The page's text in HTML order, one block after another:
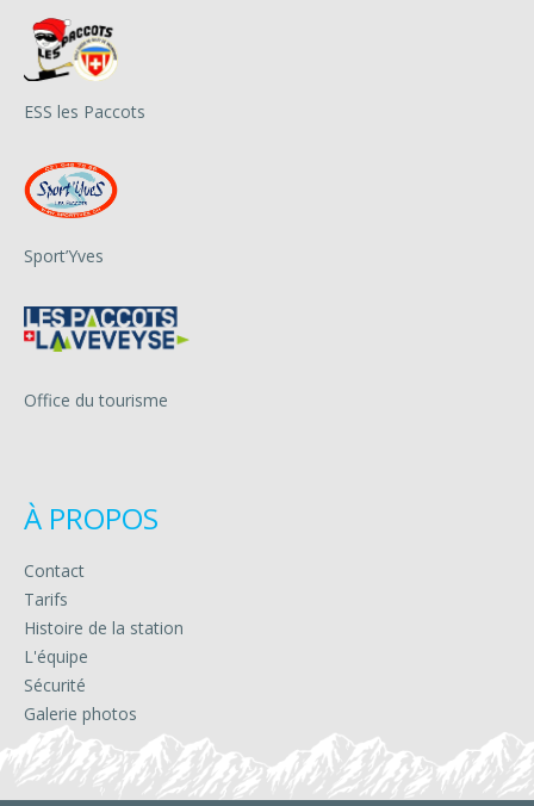
ESS les Paccots
Sport’Yves
Office du tourisme
À PROPOS
Contact
Tarifs
Histoire de la station
L'équipe
Sécurité
Galerie photos